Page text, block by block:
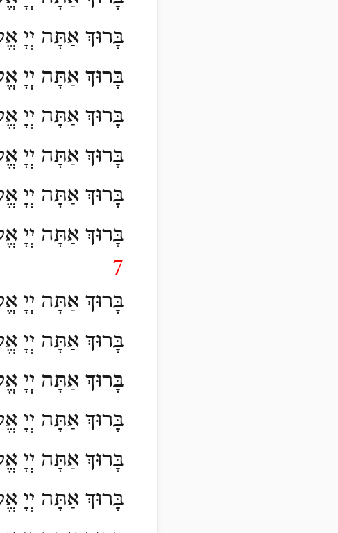
בָּרוּךְ אַתָּה יְיָ
בָּרוּךְ אַתָּה יְיָ
בָּרוּךְ אַתָּה יְיָ
בָּרוּךְ אַתָּה יְיָ
בָּרוּךְ אַתָּה יְיָ
בָּרוּךְ אַתָּה יְיָ
7
בָּרוּךְ אַתָּה יְיָ
בָּרוּךְ אַתָּה יְיָ
בָּרוּךְ אַתָּה יְיָ
בָּרוּךְ אַתָּה יְיָ
בָּרוּךְ אַתָּה יְיָ
בָּרוּךְ אַתָּה יְיָ